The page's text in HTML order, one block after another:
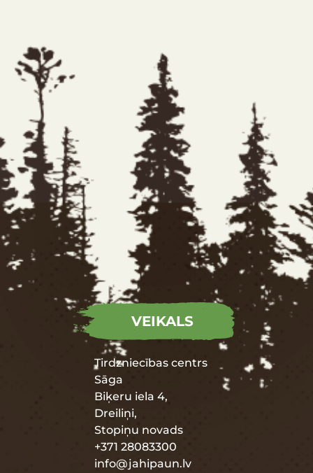
VEIKALS
Tirdzniecības centrs
Sāga
Biķeru iela 4,
Dreiliņi,
Stopiņu novads
+371 28083300
info@jahipaun.lv